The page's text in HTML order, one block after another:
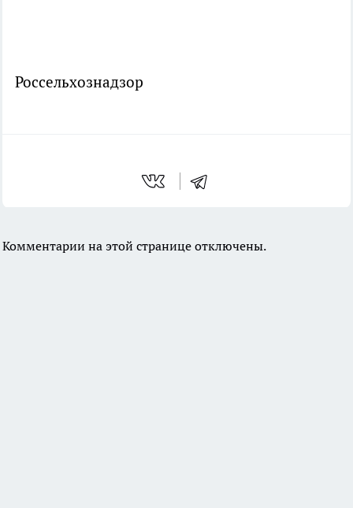
Россельхознадзор
Комментарии на этой странице отключены.